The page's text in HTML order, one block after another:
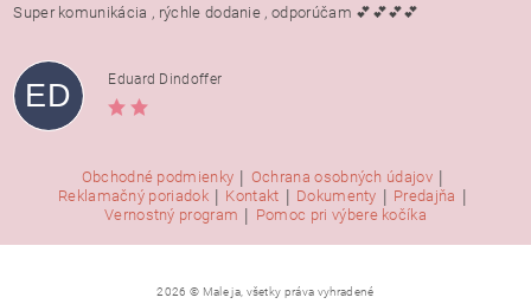
Super komunikácia , rýchle dodanie , odporúčam 💕💕💕💕
ED Eduard Dindoffer
Obchodné podmienky | Ochrana osobných údajov |
Reklamačný poriadok | Kontakt | Dokumenty | Predajňa |
Vernostný program | Pomoc pri výbere kočíka
2026 © Male ja, všetky práva vyhradené